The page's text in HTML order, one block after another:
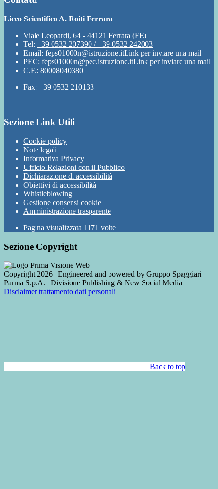
Liceo Scientifico A. Roiti Ferrara
Viale Leopardi, 64 - 44121 Ferrara (FE)
Tel: +39 0532 207390 / +39 0532 242003
Email: feps01000n@istruzione.itLink per inviare una mail
PEC: feps01000n@pec.istruzione.itLink per inviare una mail
C.F.: 80008040380
Fax: +39 0532 210133
Sezione Link Utili
Cookie policy
Note legali
Informativa Privacy
Ufficio Relazioni con il Pubblico
Dichiarazione di accessibilità
Obiettivi di accessibilità
Whistleblowing
Gestione consensi cookie
Amministrazione trasparente
Pagina visualizzata 1171 volte
Sezione Copyright
Copyright 2026 | Engineered and powered by Gruppo Spaggiari
Parma S.p.A. | Divisione Publishing & New Social Media
Disclaimer trattamento dati personali
Back to top